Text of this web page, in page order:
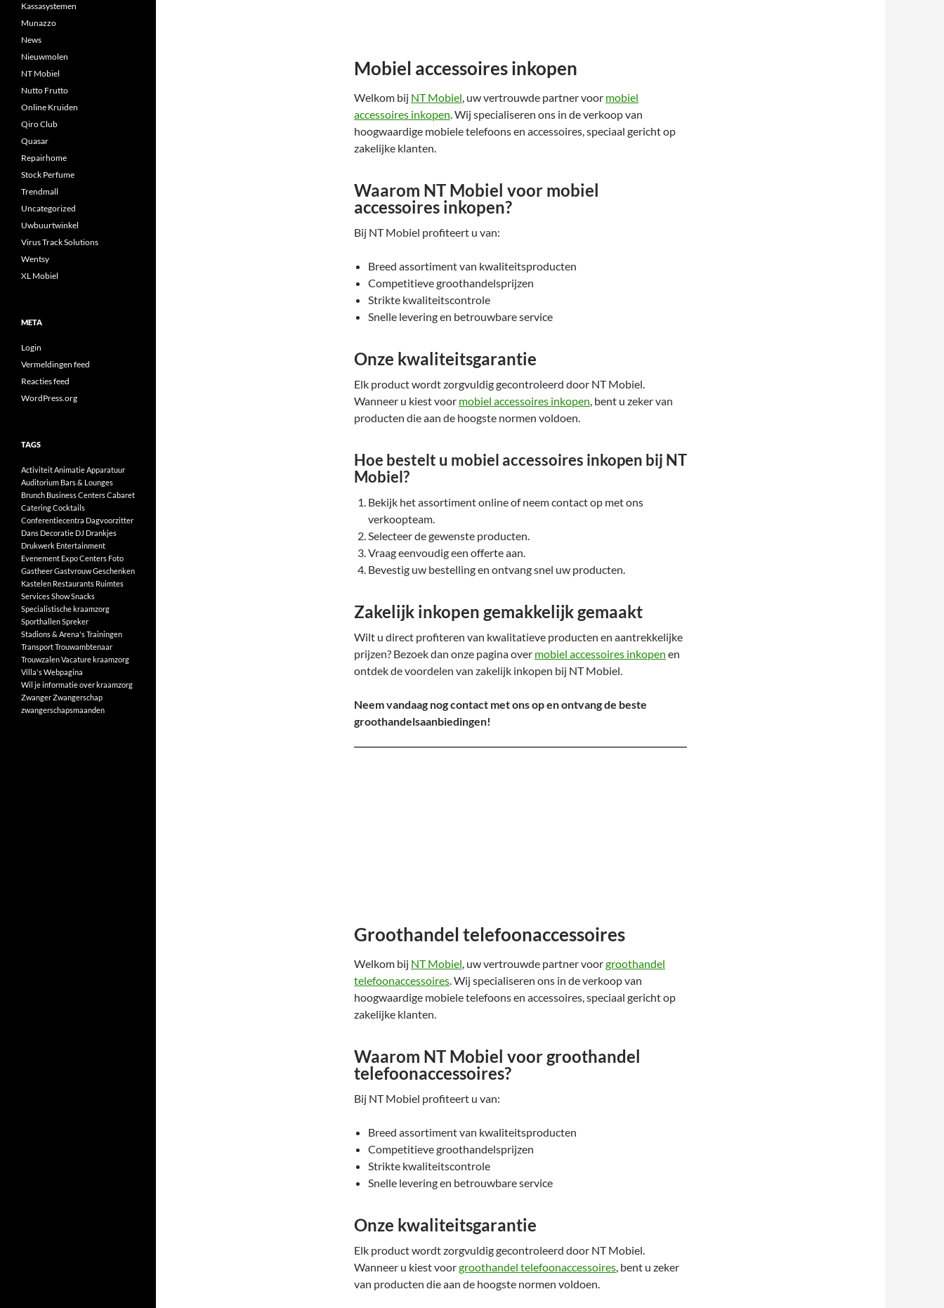
Mobiel accessoires inkopen
Welkom bij NT Mobiel, uw vertrouwde partner voor mobiel
accessoires inkopen. Wij specialiseren ons in de verkoop van
hoogwaardige mobiele telefoons en accessoires, speciaal gericht op
zakelijke klanten.
Waarom NT Mobiel voor mobiel
accessoires inkopen?
Bij NT Mobiel profiteert u van:
Breed assortiment van kwaliteitsproducten
Competitieve groothandelsprijzen
Strikte kwaliteitscontrole
Snelle levering en betrouwbare service
Onze kwaliteitsgarantie
Elk product wordt zorgvuldig gecontroleerd door NT Mobiel.
Wanneer u kiest voor mobiel accessoires inkopen, bent u zeker van
producten die aan de hoogste normen voldoen.
Hoe bestelt u mobiel accessoires inkopen bij NT
Mobiel?
Bekijk het assortiment online of neem contact op met ons
verkoopteam.
Selecteer de gewenste producten.
Vraag eenvoudig een offerte aan.
Bevestig uw bestelling en ontvang snel uw producten.
Zakelijk inkopen gemakkelijk gemaakt
Wilt u direct profiteren van kwalitatieve producten en aantrekkelijke
prijzen? Bezoek dan onze pagina over mobiel accessoires inkopen en
ontdek de voordelen van zakelijk inkopen bij NT Mobiel.
Neem vandaag nog contact met ons op en ontvang de beste
groothandelsaanbiedingen!
Groothandel telefoonaccessoires
Welkom bij NT Mobiel, uw vertrouwde partner voorgroothandel
telefoonaccessoires. Wij specialiseren ons in de verkoop van
hoogwaardige mobiele telefoons en accessoires, speciaal gericht op
zakelijke klanten.
Waarom NT Mobiel voor groothandel
telefoonaccessoires?
Bij NT Mobiel profiteert u van:
Breed assortiment van kwaliteitsproducten
Competitieve groothandelsprijzen
Strikte kwaliteitscontrole
Snelle levering en betrouwbare service
Onze kwaliteitsgarantie
Elk product wordt zorgvuldig gecontroleerd door NT Mobiel.
Wanneer u kiest voorgroothandel telefoonaccessoires, bent u zeker
van producten die aan de hoogste normen voldoen.
Kassasystemen
Munazzo
News
Nieuwmolen
NT Mobiel
Nutto Frutto
Online Kruiden
Qiro Club
Quasar
Repairhome
Stock Perfume
Trendmall
Uncategorized
Uwbuurtwinkel
Virus Track Solutions
Wentsy
XL Mobiel
META
Login
Vermeldingen feed
Reacties feed
WordPress.org
TAGS
ActiviteitAnimatieApparatuur
Auditorium Bars & Lounges
Brunch Business CentersCabaret
CateringCocktails
Conferentiecentra Dagvoorzitter
Dans Decoratie DJ Drankjes
Drukwerk Entertainment
Evenement Expo Centers Foto
GastheerGastvrouwGeschenken
Kastelen Restaurants Ruimtes
ServicesShowSnacks
Specialistische kraamzorg
SporthallenSpreker
Stadions & Arena'sTrainingen
TransportTrouwambtenaar
TrouwzalenVacature kraamzorg
Villa'sWebpagina
Wil je informatie over kraamzorg
ZwangerZwangerschap
zwangerschapsmaanden